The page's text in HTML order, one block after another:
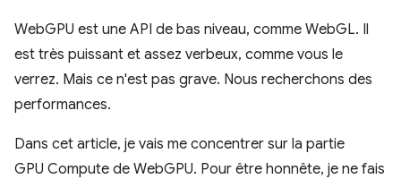
WebGPU est une API de bas niveau, comme WebGL. Il
est très puissant et assez verbeux, comme vous le
verrez. Mais ce n'est pas grave. Nous recherchons des
performances.
Dans cet article, je vais me concentrer sur la partie
GPU Compute de WebGPU. Pour être honnête, je ne fais